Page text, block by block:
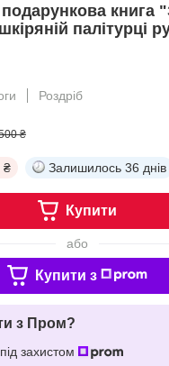
книга
палітурці
Роздріб
₴
₴ Залишилось 36 днів
Купити
або
Купити з
з Пром?
захистом